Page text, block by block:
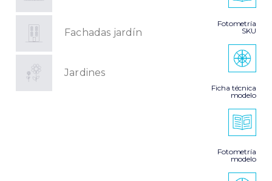
Fachadas jardín
Jardines
Fotometría
SKU
Ficha técnica
modelo
Fotometría
modelo